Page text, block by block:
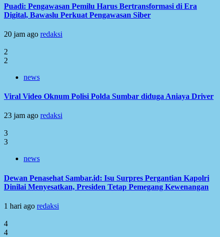
Puadi: Pengawasan Pemilu Harus Bertransformasi di Era
Digital, Bawaslu Perkuat Pengawasan Siber
20 jam ago redaksi
2
2
news
Viral Video Oknum Polisi Polda Sumbar diduga Aniaya Driver
23 jam ago redaksi
3
3
news
Dewan Penasehat Sambar.id: Isu Surpres Pergantian Kapolri
Dinilai Menyesatkan, Presiden Tetap Pemegang Kewenangan
1 hari ago redaksi
4
4